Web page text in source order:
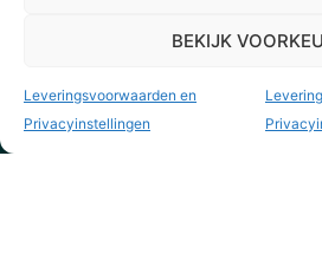
BEKIJK
Leveringsvoorwaarden en
Privacyinstellingen